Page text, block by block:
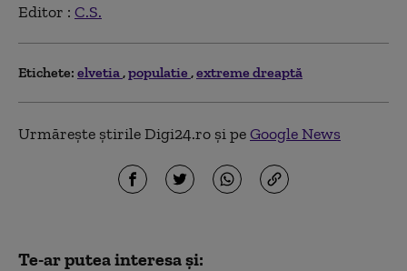
Editor : C.S.
Etichete: elvetia populatie extreme dreaptă
Urmărește știrile Digi24.ro și peGoogle News
Te-ar putea interesa și: